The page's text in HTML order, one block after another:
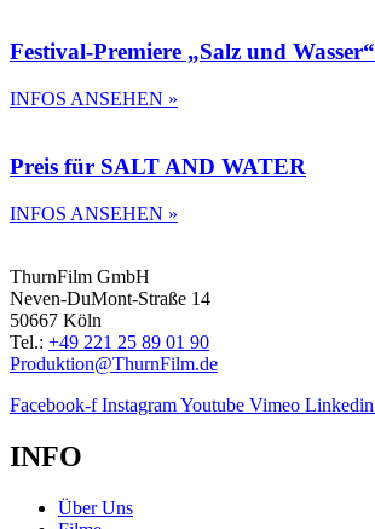
Festival-Premiere „Salz und Wasser“
INFOS ANSEHEN »
Preis für SALT AND WATER
INFOS ANSEHEN »
ThurnFilm GmbH
Neven-DuMont-Straße 14
50667 Köln
Tel.: +49 221 25 89 01 90
Produktion@ThurnFilm.de
Facebook-f InstagramYoutube Vimeo Linkedin
INFO
Über Uns